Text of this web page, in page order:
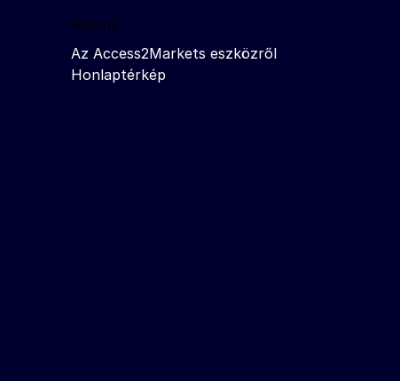
Rólunk
Az Access2Markets eszközről
Honlaptérkép